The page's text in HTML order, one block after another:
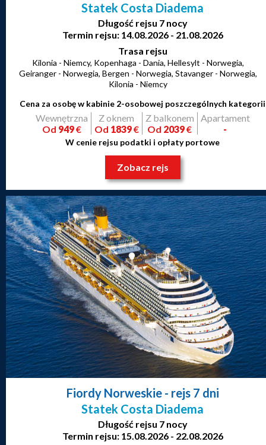
Statek Costa Diadema
Długość rejsu 7 nocy
Termin rejsu: 14.08.2026 - 21.08.2026
Trasa rejsu
Kilonia - Niemcy, Kopenhaga - Dania, Hellesylt - Norwegia,
Geiranger - Norwegia, Bergen - Norwegia, Stavanger - Norwegia,
Kilonia - Niemcy
Cena za osobę w kabinie 2-osobowej poszczególnych kategorii
Wewnętrzna
Od 949€
Z oknem
Od 1839€
Z balkonem
Od 2039€
Apartament
-
W cenie rejsu podatki i opłaty portowe
Zobacz rejs
Fiordy Norweskie- rejs 7 dni
Statek Costa Diadema
Długość rejsu 7 nocy
Termin rejsu: 15.08.2026 - 22.08.2026